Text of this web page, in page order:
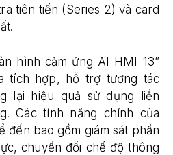
tiên tiến (Series 2) và card
hình cảm ứng AI HMI 13”
tích hợp, hỗ trợ tương tác
lại hiệu quả sử dụng liền
Các tính năng chính của
đến bao gồm giám sát phần
chuyển đổi chế độ thông